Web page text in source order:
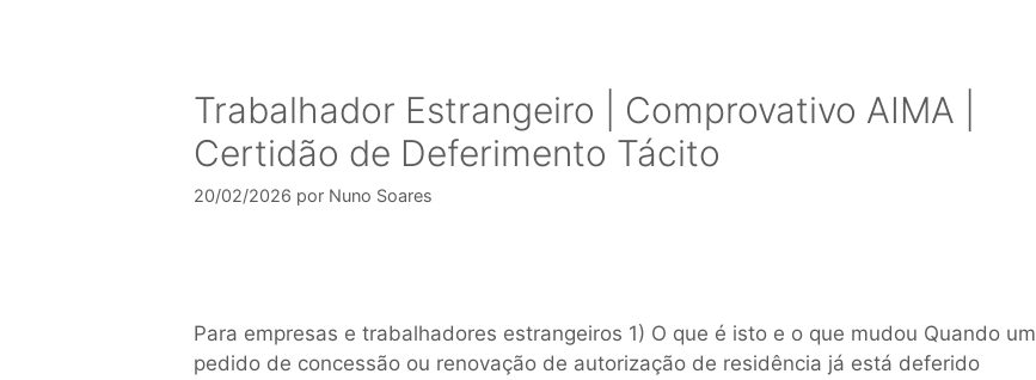
Trabalhador Estrangeiro | Comprovativo AIMA |
Certidão de Deferimento Tácito
20/02/2026 por Nuno Soares
Para empresas e trabalhadores estrangeiros 1) O que é isto e o que mudou Quando um
pedido de concessão ou renovação de autorização de residência já está deferido